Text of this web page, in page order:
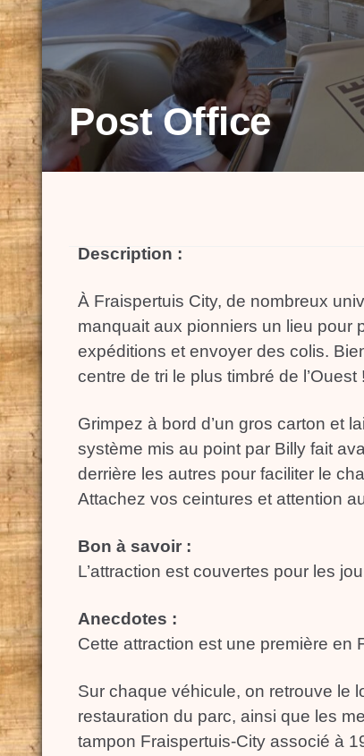
Post Office
Description :
À Fraispertuis City, de nombreux
manquait aux pionniers un lieu pour
expéditions et envoyer des colis.
centre de tri le plus timbré de l’Ouest !
Grimpez à bord d’un gros carton et
système mis au point par Billy fait
derrière les autres pour faciliter le
Attachez vos ceintures et attention
Bon à savoir :
L’attraction est couvertes pour les
Anecdotes :
Cette attraction est une première en
Sur chaque véhicule, on retrouve le
restauration du parc, ainsi que les
tampon Fraispertuis-City associé à